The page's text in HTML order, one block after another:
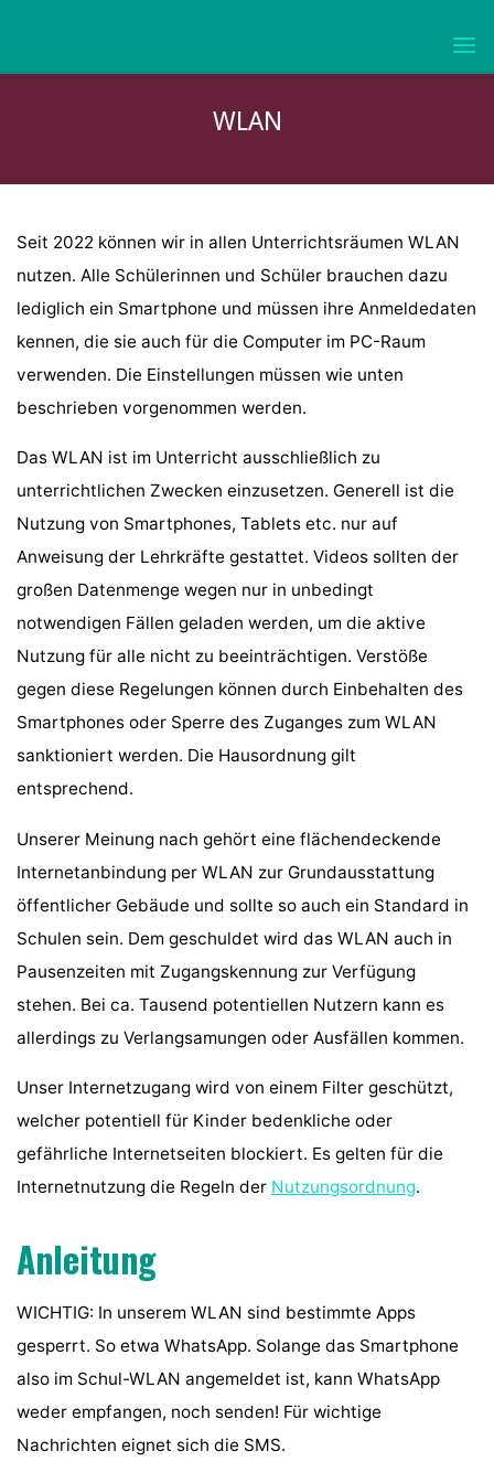
content
WLAN
Seit 2022 können wir in allen Unterrichtsräumen WLAN
nutzen. Alle Schülerinnen und Schüler brauchen dazu
lediglich ein Smartphone und müssen ihre Anmeldedaten
kennen, die sie auch für die Computer im PC-Raum
verwenden. Die Einstellungen müssen wie unten
beschrieben vorgenommen werden.
Das WLAN ist im Unterricht ausschließlich zu
unterrichtlichen Zwecken einzusetzen. Generell ist die
Nutzung von Smartphones, Tablets etc. nur auf
Anweisung der Lehrkräfte gestattet. Videos sollten der
großen Datenmenge wegen nur in unbedingt
notwendigen Fällen geladen werden, um die aktive
Nutzung für alle nicht zu beeinträchtigen. Verstöße
gegen diese Regelungen können durch Einbehalten des
Smartphones oder Sperre des Zuganges zum WLAN
sanktioniert werden. Die Hausordnung gilt
entsprechend.
Unserer Meinung nach gehört eine flächendeckende
Internetanbindung per WLAN zur Grundausstattung
öffentlicher Gebäude und sollte so auch ein Standard in
Schulen sein. Dem geschuldet wird das WLAN auch in
Pausenzeiten mit Zugangskennung zur Verfügung
stehen. Bei ca. Tausend potentiellen Nutzern kann es
allerdings zu Verlangsamungen oder Ausfällen kommen.
Unser Internetzugang wird von einem Filter geschützt,
welcher potentiell für Kinder bedenkliche oder
gefährliche Internetseiten blockiert. Es gelten für die
Internetnutzung die Regeln der Nutzungsordnung.
Anleitung
WICHTIG: In unserem WLAN sind bestimmte Apps
gesperrt. So etwa WhatsApp. Solange das Smartphone
also im Schul-WLAN angemeldet ist, kann WhatsApp
weder empfangen, noch senden! Für wichtige
Nachrichten eignet sich die SMS.